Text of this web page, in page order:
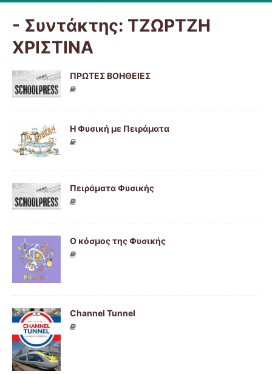
- Συντάκτης: ΤΖΩΡΤΖΗ
ΧΡΙΣΤΙΝΑ
ΠΡΩΤΕΣ ΒΟΗΘΕΙΕΣ
Η Φυσική με Πειράματα
Πειράματα Φυσικής
Ο κόσμος της Φυσικής
Channel Tunnel